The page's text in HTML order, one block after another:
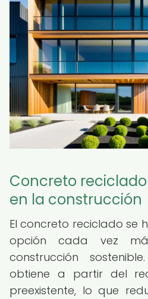
Concreto
en la construcción
El concreto reciclado se
opción cada vez
construcción
obtiene a partir del
preexistente, lo que